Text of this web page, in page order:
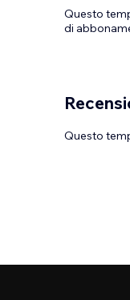
Questo
di
Questo